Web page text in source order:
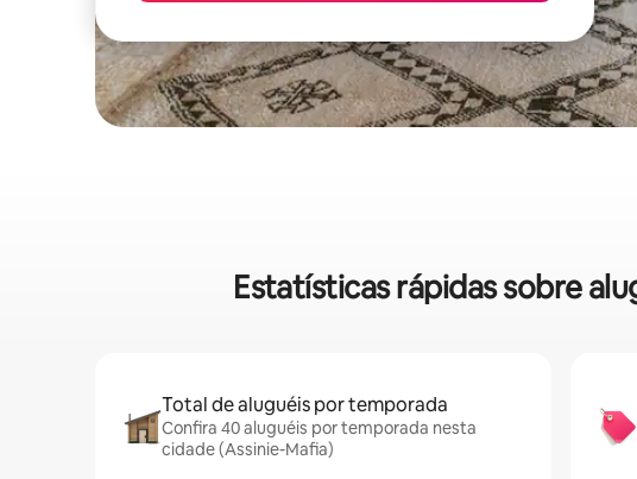
Estatísticas rápidas sobre
Total de aluguéis por temporada
Confira 40 aluguéis por temporada nesta
cidade (Assinie-Mafia)